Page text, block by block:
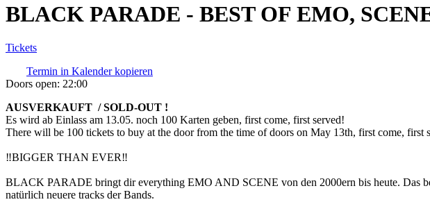
BLACK PARADE - BEST OF EMO,
Tickets
Termin in Kalender kopieren
Doors open: 22:00
AUSVERKAUFT / SOLD-OUT !
Es wird ab Einlass am 13.05. noch 100 Karten geben, first come, first served!
There will be 100 tickets to buy at the door from the time of doors on May 13th, first come, first
‼️BIGGER THAN EVER‼️
BLACK PARADE bringt dir everything EMO AND SCENE von den 2000ern bis heute.
natürlich neuere tracks der Bands.